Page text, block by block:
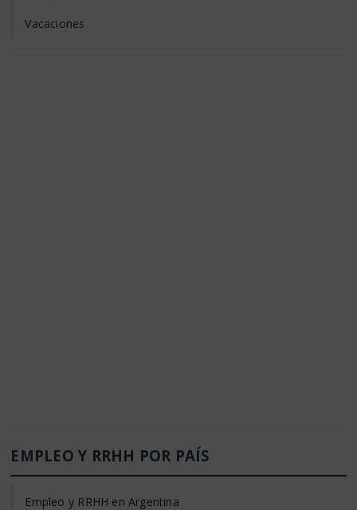
Vacaciones
EMPLEO Y RRHH POR PAÍS
Empleo y RRHH en Argentina